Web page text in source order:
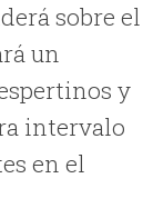
sobre el
un
y
intervalo
en el